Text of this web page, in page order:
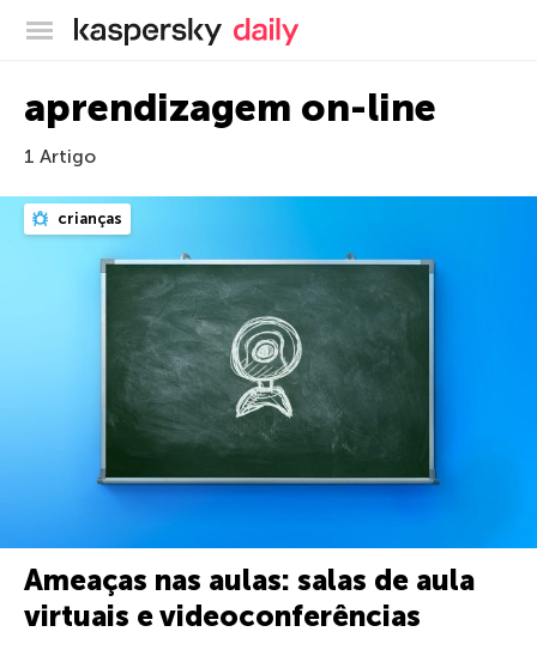
Blog oficial da Kaspersky
aprendizagem on-line
1 Artigo
crianças
Ameaças nas aulas: salas de aula
virtuais e videoconferências